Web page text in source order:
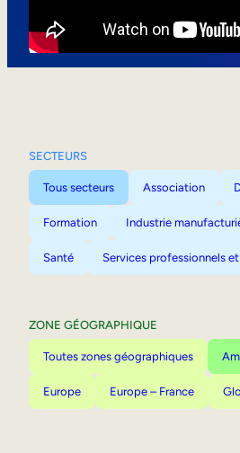
SECTEURS
Tous secteurs Association
Formation Industrie
Santé Services professionnels
ZONE GÉOGRAPHIQUE
Toutes zones géographiques
Europe Europe – France